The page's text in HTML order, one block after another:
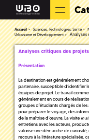
Accueil Sciences, Technologies, Santé
Urbanisme et Développement
Analyses
Analyses critiques des
Présentation
La destination est généralement
partenaire, susceptible d’identifier
équipes de projet. Le travail
généralement en cours de
groupes d’étudiants chargés de
pour préparer le voyage, des
de la maîtrise d’œuvre. La visite in
entretiens avec les acteurs,
valorise une démarche de
recours à la littérature spécialisée,